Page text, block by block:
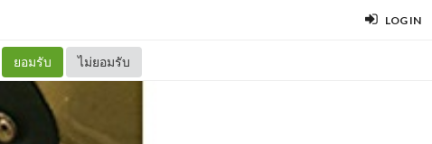
LOG IN
ยอมรับ ไม่ยอมรับ